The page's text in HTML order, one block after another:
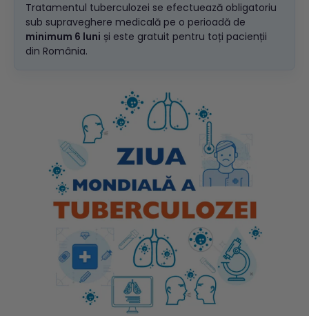
Tratamentul tuberculozei se efectuează obligatoriu
sub supraveghere medicală pe o perioadă de
minimum 6 luni și este gratuit pentru toți pacienții
din România.